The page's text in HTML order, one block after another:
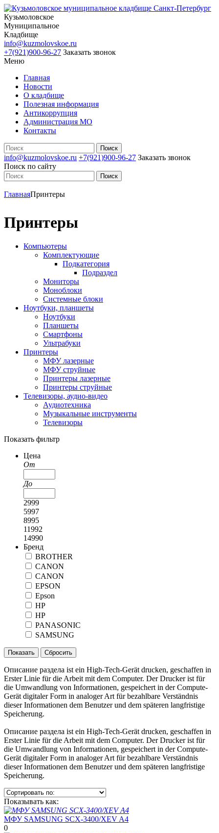
Кузьмоловское
Муниципальное
Кладбище
info@kuzmolovskoe.ru
+7(921)900-96-27 Заказать звонок
Меню
Главная
Новости
О кладбище
Полезная информация
Антикоррупция
Администрация МО
Контакты
info@kuzmolovskoe.ru +7(921)900-96-27 Заказать звонок
Поиск по сайту
ГлавнаяПринтеры
Принтеры
Компьютеры
Комплектующие
Подкатегория
Подраздел
Мониторы
Моноблоки
Системные блоки
Ноутбуки, планшеты
Ноутбуки
Планшеты
Смартфоны
Ультрабуки
Принтеры
МФУ лазерные
МФУ струйные
Принтеры лазерные
Принтеры струйные
Телевизоры, аудио-видео
Аудиотехника
Музыкальные инструменты
Телевизоры
Показать фильтр
Цена
От
До
2999
5997
8995
11992
14990
Бренд
BROTHER
CANON
CANON
EPSON
Epson
HP
HP
PANASONIC
SAMSUNG
Показать
Описание раздела ist ein High-Tech-Gerät drucken, geschaffen in
Erster Linie für die Arbeit mit dem Computer. Der Drucker ist für
die Umwandlung von Informationen, gespeichert in der Compute-
Gerät digitaler Form in analoger Art für bezahlbare Verständnis
dieser Informationen dem Benutzer und dem späteren langfristige
Speicherung.
Описание раздела ist ein High-Tech-Gerät drucken, geschaffen in
Erster Linie für die Arbeit mit dem Computer. Der Drucker ist für
die Umwandlung von Informationen, gespeichert in der Compute-
Gerät digitaler Form in analoger Art für bezahlbare Verständnis
dieser Informationen dem Benutzer und dem späteren langfristige
Speicherung.
Показывать как:
МФУ SAMSUNG SCX-3400/XEV A4
0